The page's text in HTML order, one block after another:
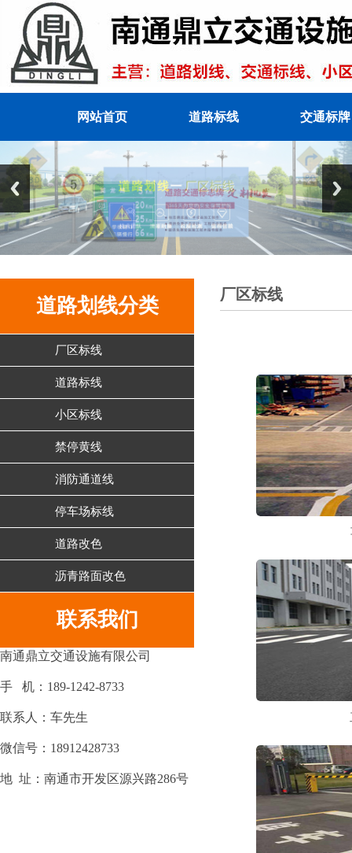
网站首页 道路标线 交通标牌
道路划线分类
厂区标线
道路标线
小区标线
禁停黄线
消防通道线
停车场标线
道路改色
沥青路面改色
联系我们
南通鼎立交通设施有限公司
手 机： 189-1242-8733
联系人：车先生
微信号：18912428733
地 址：南通市开发区源兴路286号
厂区标线